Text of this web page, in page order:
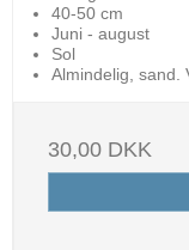
40-50 cm
Juni - august
Sol
Almindelig, sand.
30,00 DKK